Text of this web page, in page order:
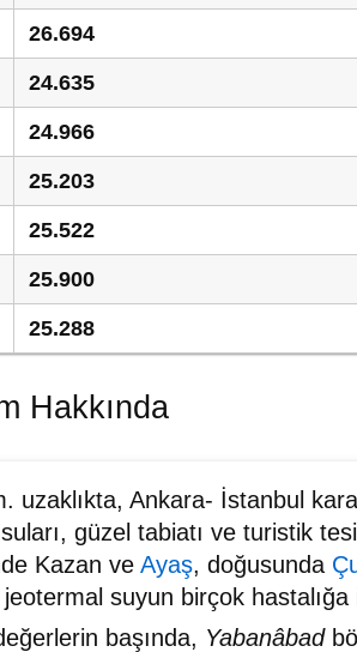
26.694
24.635
24.966
25.203
25.522
25.900
25.288
Hakkında
uzaklıkta, Ankara- İstanbul
güzel tabiatı ve turistik
Kazan ve Ayaş, doğusunda
jeotermal suyun birçok
başında, Yabanâbad